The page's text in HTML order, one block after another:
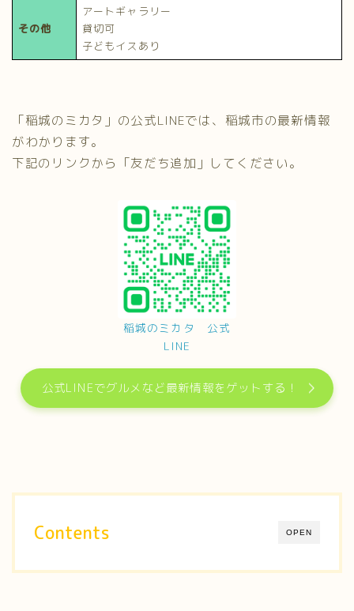
その他
アートギャラリー
貸切可
子どもイスあり
「稲城のミカタ」の公式LINEでは、稲城市の最新情報
がわかります。
下記のリンクから「友だち追加」してください。
稲城のミカタ 公式
LINE
公式LINEでグルメなど最新情報をゲットする！
OPEN
Contents